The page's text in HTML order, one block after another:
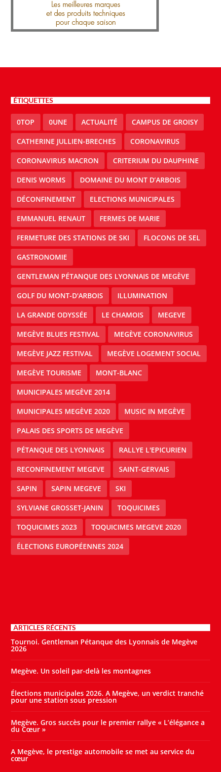
ÉTIQUETTES
0TOP 0UNE ACTUALITÉ CAMPUS DE GROISY
CATHERINE JULLIEN-BRECHES CORONAVIRUS
CORONAVIRUS MACRON CRITERIUM DU DAUPHINE
DENIS WORMS DOMAINE DU MONT D’ARBOIS
DÉCONFINEMENT ELECTIONS MUNICIPALES
EMMANUEL RENAUT FERMES DE MARIE
FERMETURE DES STATIONS DE SKI FLOCONS DE SEL
GASTRONOMIE
GENTLEMAN PÉTANQUE DES LYONNAIS DE MEGÈVE
GOLF DU MONT-D'ARBOIS ILLUMINATION
LA GRANDE ODYSSÉE LE CHAMOIS MEGEVE
MEGÈVE BLUES FESTIVAL MEGÈVE CORONAVIRUS
MEGÈVE JAZZ FESTIVAL MEGÈVE LOGEMENT SOCIAL
MEGÈVE TOURISME MONT-BLANC
MUNICIPALES MEGÈVE 2014
MUNICIPALES MEGÈVE 2020 MUSIC IN MEGÈVE
PALAIS DES SPORTS DE MEGÈVE
PÉTANQUE DES LYONNAIS RALLYE L'EPICURIEN
RECONFINEMENT MEGEVE SAINT-GERVAIS
SAPIN SAPIN MEGEVE SKI
SYLVIANE GROSSET-JANIN TOQUICIMES
TOQUICIMES 2023 TOQUICIMES MEGEVE 2020
ÉLECTIONS EUROPÉENNES 2024
ARTICLES RÉCENTS
Tournoi. Gentleman Pétanque des Lyonnais de Megève
2026
Megève. Un soleil par-delà les montagnes
Élections municipales 2026. A Megève, un verdict tranché
pour une station sous pression
Megève. Gros succès pour le premier rallye « L’élégance a
du Cœur »
A Megève, le prestige automobile se met au service du
cœur